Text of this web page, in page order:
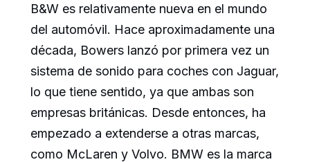
B&W es relativamente nueva en el mundo
del automóvil. Hace aproximadamente una
década, Bowers lanzó por primera vez un
sistema de sonido para coches con Jaguar,
lo que tiene sentido, ya que ambas son
empresas británicas. Desde entonces, ha
empezado a extenderse a otras marcas,
como McLaren y Volvo. BMW es la marca